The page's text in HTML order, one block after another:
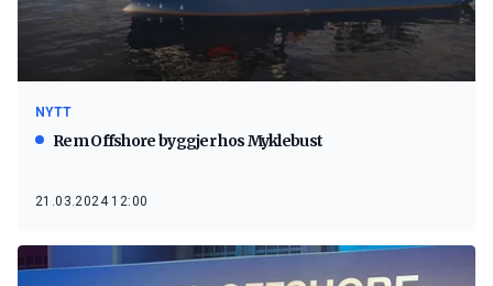
NYTT
Rem Offshore byggjer hos Myklebust
21.03.2024 12:00